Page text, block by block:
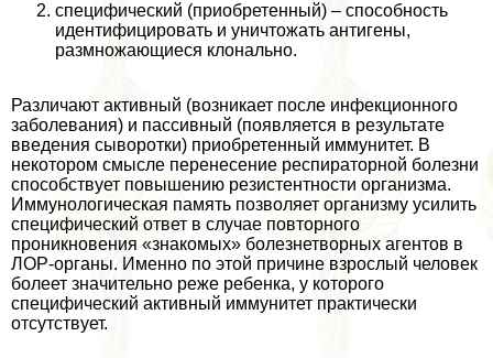
специфический (приобретенный) – способность
идентифицировать и уничтожать антигены,
размножающиеся клонально.
Различают активный (возникает после инфекционного
заболевания) и пассивный (появляется в результате
введения сыворотки) приобретенный иммунитет. В
некотором смысле перенесение респираторной болезни
способствует повышению резистентности организма.
Иммунологическая память позволяет организму усилить
специфический ответ в случае повторного
проникновения «знакомых» болезнетворных агентов в
ЛОР-органы. Именно по этой причине взрослый человек
болеет значительно реже ребенка, у которого
специфический активный иммунитет пpaктически
отсутствует.